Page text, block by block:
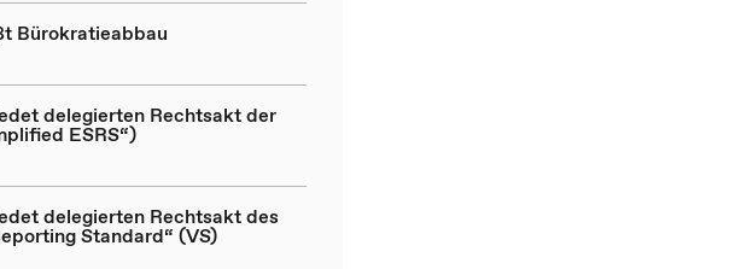
Bürokratieabbau
delegierten Rechtsakt der
ESRS“)
delegierten Rechtsakt des
Standard“ (VS)